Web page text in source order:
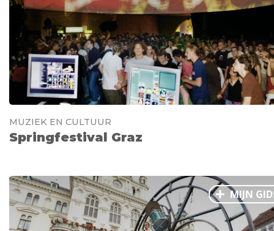
MUZIEK EN CULTUUR
Springfestival Graz
MIJN